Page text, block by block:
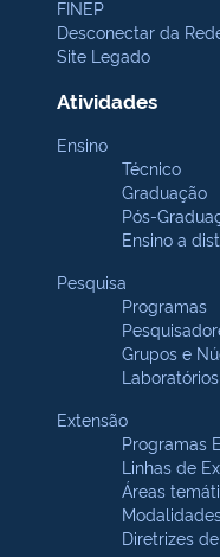
FINEP
Desconectar da
Site Legado
Atividades
Ensino
Técnico
Graduação
Pós-
Ensino a
Pesquisa
Programas
Grupos e
Laboratórios
Extensão
Programas
Linhas de
Áreas
Diretrizes